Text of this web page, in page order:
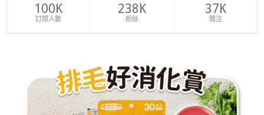
100K
訂閱人數
238K
粉絲
37K
關注